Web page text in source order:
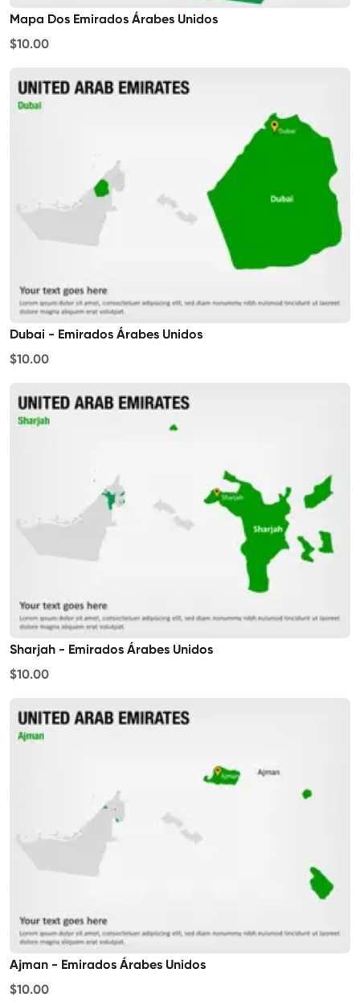
Mapa Dos Emirados Árabes Unidos
$10.00
Dubai - Emirados Árabes Unidos
$10.00
Sharjah - Emirados Árabes Unidos
$10.00
Ajman - Emirados Árabes Unidos
$10.00